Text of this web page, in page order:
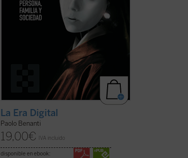
La Era Digital
Paolo Benanti
19,00€ IVA incluido
disponible en ebook: